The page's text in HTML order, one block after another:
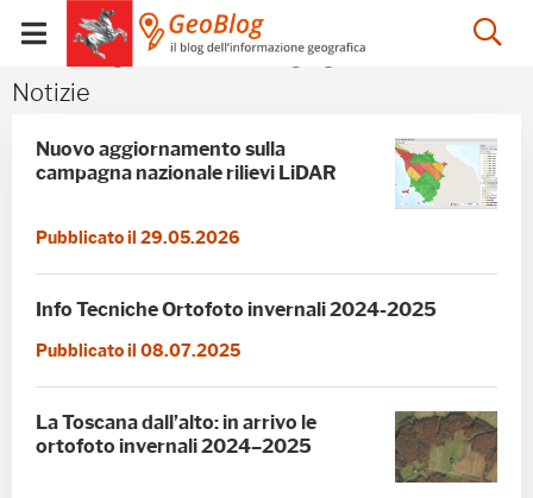
Skip to Main Content
Visualizza/chiudi
menu
mobile
Notizie - GeoBlog
Notizie
Nuovo aggiornamento sulla
campagna nazionale rilievi LiDAR
Pubblicato il 29.05.2026
Info Tecniche Ortofoto invernali 2024-2025
Pubblicato il 08.07.2025
La Toscana dall’alto: in arrivo le
ortofoto invernali 2024–2025